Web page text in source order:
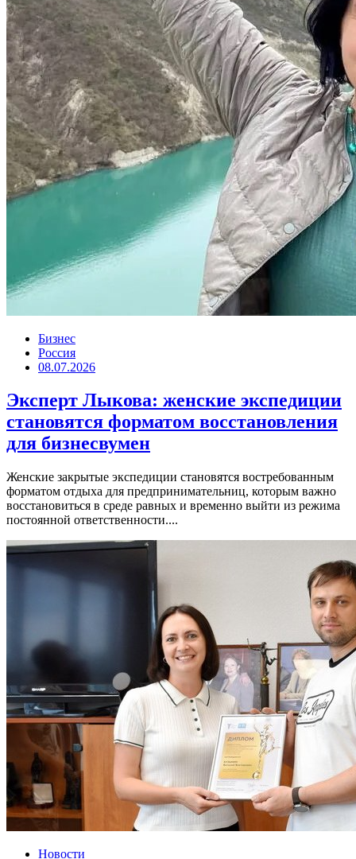
Бизнес
Россия
08.07.2026
Эксперт Лыкова: женские экспедиции
становятся форматом восстановления
для бизнесвумен
Женские закрытые экспедиции становятся востребованным
форматом отдыха для предпринимательниц, которым важно
восстановиться в среде равных и временно выйти из режима
постоянной ответственности....
Новости